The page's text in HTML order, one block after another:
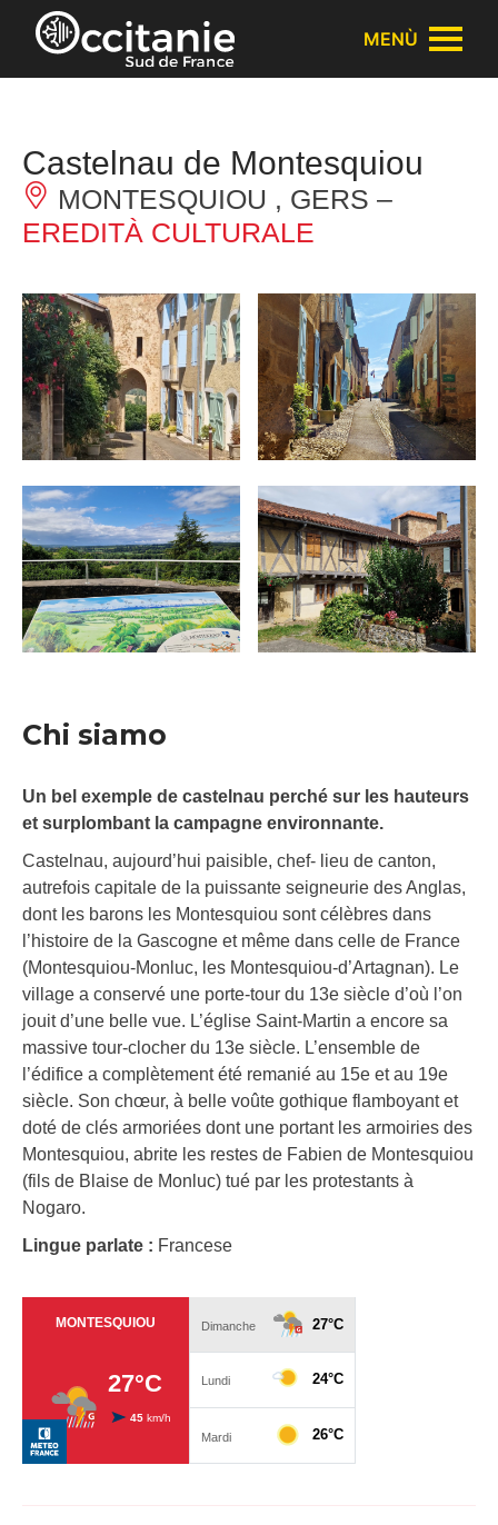
Pannello di gestione dei cookies
MENÙ
Castelnau de Montesquiou
MONTESQUIOU , GERS –
EREDITÀ CULTURALE
Chi siamo
Un bel exemple de castelnau perché sur les hauteurs
et surplombant la campagne environnante.
Castelnau, aujourd’hui paisible, chef- lieu de canton,
autrefois capitale de la puissante seigneurie des Anglas,
dont les barons les Montesquiou sont célèbres dans
l’histoire de la Gascogne et même dans celle de France
(Montesquiou-Monluc, les Montesquiou-d’Artagnan). Le
village a conservé une porte-tour du 13e siècle d’où l’on
jouit d’une belle vue. L’église Saint-Martin a encore sa
massive tour-clocher du 13e siècle. L’ensemble de
l’édifice a complètement été remanié au 15e et au 19e
siècle. Son chœur, à belle voûte gothique flamboyant et
doté de clés armoriées dont une portant les armoiries des
Montesquiou, abrite les restes de Fabien de Montesquiou
(fils de Blaise de Monluc) tué par les protestants à
Nogaro.
Lingue parlate : Francese